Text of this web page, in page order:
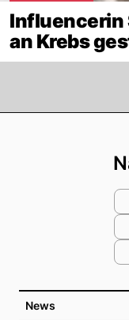
Influencerin
an Krebs
News